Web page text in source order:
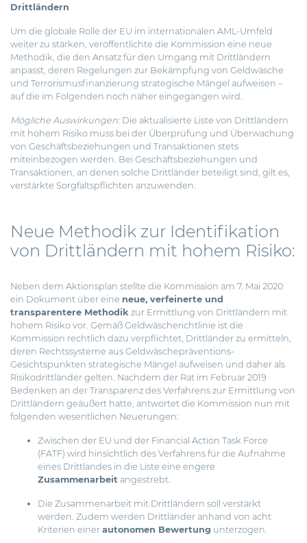
Drittländern
Um die globale Rolle der EU im internationalen AML-Umfeld
weiter zu stärken, veröffentlichte die Kommission eine neue
Methodik, die den Ansatz für den Umgang mit Drittländern
anpasst, deren Regelungen zur Bekämpfung von Geldwäsche
und Terrorismusfinanzierung strategische Mängel aufweisen –
auf die im Folgenden noch näher eingegangen wird.
Mögliche Auswirkungen:Die aktualisierte Liste von Drittländern
mit hohem Risiko muss bei der Überprüfung und Überwachung
von Geschäftsbeziehungen und Transaktionen stets
miteinbezogen werden. Bei Geschäftsbeziehungen und
Transaktionen, an denen solche Drittländer beteiligt sind, gilt es,
verstärkte Sorgfaltspflichten anzuwenden.
Neue Methodik zur Identifikation
von Drittländern mit hohem Risiko:
Neben dem Aktionsplan stellte die Kommission am 7. Mai 2020
ein Dokument über eine neue, verfeinerte und
transparentere Methodik zur Ermittlung von Drittländern mit
hohem Risiko vor. Gemäß Geldwäscherichtlinie ist die
Kommission rechtlich dazu verpflichtet, Drittländer zu ermitteln,
deren Rechtssysteme aus Geldwäschepräventions-
Gesichtspunkten strategische Mängel aufweisen und daher als
Risikodrittländer gelten. Nachdem der Rat im Februar 2019
Bedenken an der Transparenz des Verfahrens zur Ermittlung von
Drittländern geäußert hatte, antwortet die Kommission nun mit
folgenden wesentlichen Neuerungen:
Zwischen der EU und der Financial Action Task Force
(FATF) wird hinsichtlich des Verfahrens für die Aufnahme
eines Drittlandes in die Liste eine engere
Zusammenarbeit angestrebt.
Die Zusammenarbeit mit Drittländern soll verstärkt
werden. Zudem werden Drittländer anhand von acht
Kriterien einer autonomen Bewertung unterzogen.